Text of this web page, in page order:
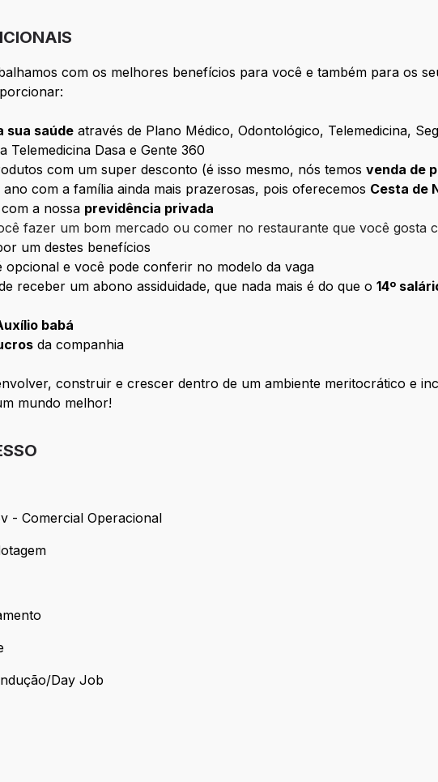
com os melhores benefícios para você e também para os
sua saúde através de Plano Médico, Odontológico, Telemedicina,
Telemedicina Dasa e Gente 360
com um super desconto (é isso mesmo, nós temosvenda de
ano com a família ainda mais prazerosas, pois oferecemos Cesta de
a nossa previdência privada
fazer um bom mercado ou comer no restaurante que você gosta
um destes benefícios
opcional e você pode conferir no modelo da vaga
receber um abono assiduidade, que nada mais é do que o14º
babá
da companhia
construir e crescer dentro de um ambiente meritocrático e
mundo melhor!
- Comercial Operacional
- Comercial Operacional
Pilotagem
Condução/Day Job
Day Job